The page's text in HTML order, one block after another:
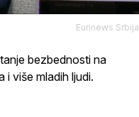
Eurinews Srbija
bezbednosti na
i više mladih ljudi.